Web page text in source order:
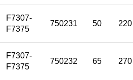
F7307-
F7375
750231 50 220
F7307-
F7375
750232 65 270